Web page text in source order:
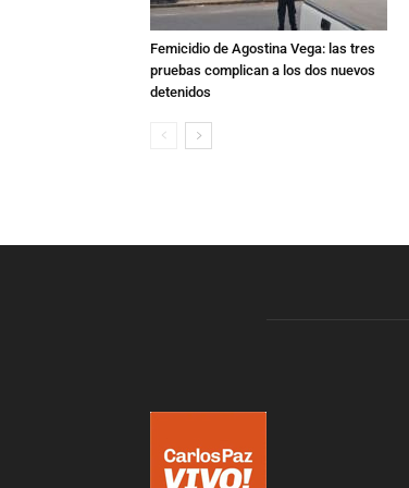
Femicidio de Agostina Vega: las tres
pruebas complican a los dos nuevos
detenidos